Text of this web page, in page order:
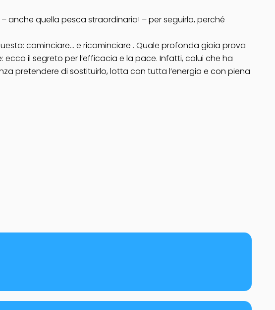
anche quella pesca straordinaria! – per seguirlo, perché
cominciare… e ricominciare . Quale profonda gioia prova
il segreto per l’efficacia e la pace. Infatti, colui che ha
pretendere di sostituirlo, lotta con tutta l’energia e con piena